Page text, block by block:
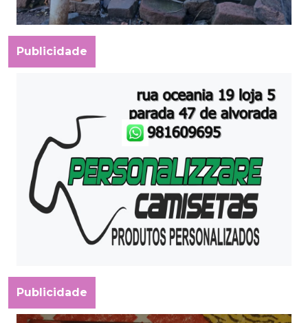
Publicidade
Publicidade